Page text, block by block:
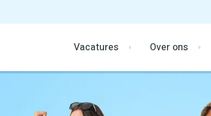
Vacatures Over ons